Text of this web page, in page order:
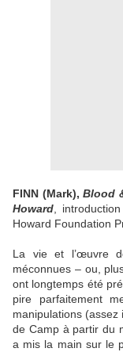
FINN (Mark),Blood
Howard ,
Howard Foundation
La vie et l’œuvre
méconnues – ou,
ont longtemps été
pire parfaitement
manipulations
de Camp à partir du
a mis la main sur le